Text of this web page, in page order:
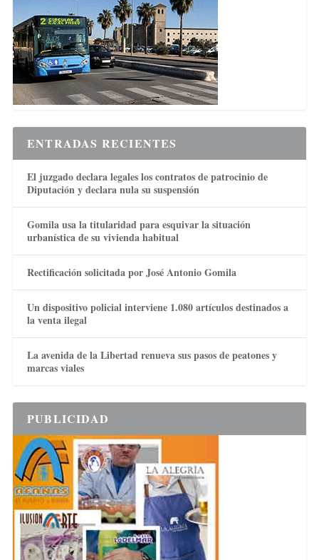
ENTRADAS RECIENTES
El juzgado declara legales los contratos de patrocinio de
Diputación y declara nula su suspensión
Gomila usa la titularidad para esquivar la situación
urbanística de su vivienda habitual
Rectificación solicitada por José Antonio Gomila
Un dispositivo policial interviene 1.080 artículos destinados a
la venta ilegal
La avenida de la Libertad renueva sus pasos de peatones y
marcas viales
PUBLICIDAD